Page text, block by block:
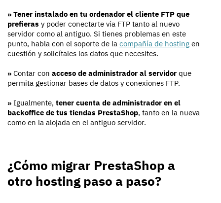
» Tener instalado en tu ordenador el cliente FTP que
prefieras y poder conectarte vía FTP tanto al nuevo
servidor como al antiguo. Si tienes problemas en este
punto, habla con el soporte de la compañía de hosting en
cuestión y solicítales los datos que necesites.
» Contar con acceso de administrador al servidor que
permita gestionar bases de datos y conexiones FTP.
» Igualmente, tener cuenta de administrador en el
backoffice de tus tiendas PrestaShop, tanto en la nueva
como en la alojada en el antiguo servidor.
¿Cómo migrar PrestaShop a
otro hosting paso a paso?